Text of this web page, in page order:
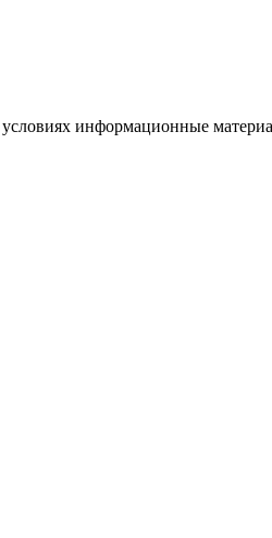
информационные